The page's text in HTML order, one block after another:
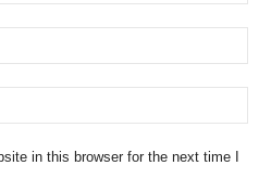
in this browser for the next time I